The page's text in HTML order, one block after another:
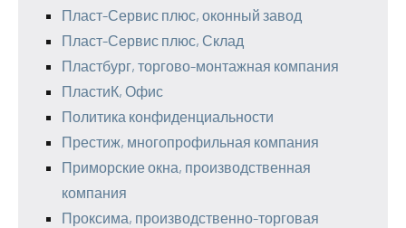
Пласт-Сервис плюс, оконный завод
Пласт-Сервис плюс, Склад
Пластбург, торгово-монтажная компания
ПластиК, Офис
Политика конфиденциальности
Престиж, многопрофильная компания
Приморские окна, производственная
компания
Проксима, производственно-торговая